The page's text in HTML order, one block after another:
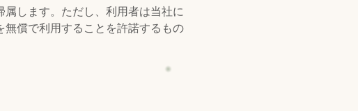
します。ただし、利用者は当社に
償で利用することを許諾するもの